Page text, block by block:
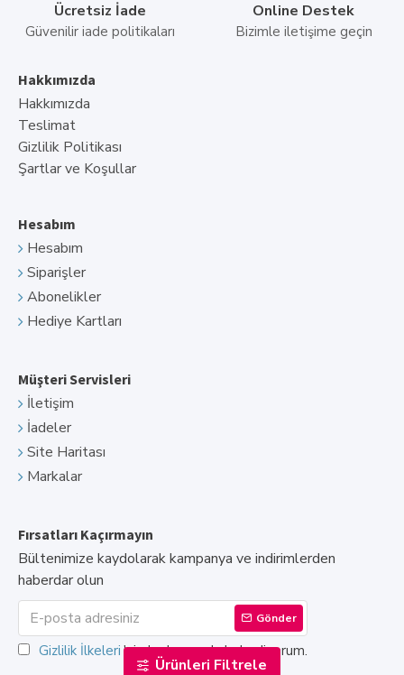
Ücretsiz İade
Güvenilir iade politikaları
Online Destek
Bizimle iletişime geçin
Hakkımızda
Hakkımızda
Teslimat
Gizlilik Politikası
Şartlar ve Koşullar
Hesabım
Hesabım
Siparişler
Abonelikler
Hediye Kartları
Müşteri Servisleri
İletişim
İadeler
Site Haritası
Markalar
Fırsatları Kaçırmayın
Bültenimize kaydolarak kampanya ve indirimlerden
haberdar olun
Gönder
Gizlilik İlkeleri 'ni okudum ve kabul ediyorum.
Ürünleri Filtrele